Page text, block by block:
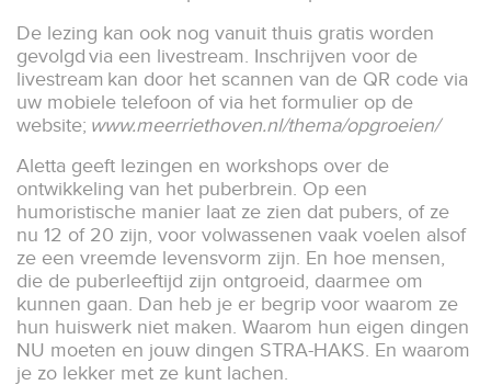
De lezing kan ook nog vanuit thuis gratis worden
gevolgd via een livestream. Inschrijven voor de
livestream kan door het scannen van de QR code via
uw mobiele telefoon of via het formulier op de
website; www.meerriethoven.nl/thema/opgroeien/
Aletta geeft lezingen en workshops over de
ontwikkeling van het puber­brein. Op een
humoristische manier laat ze zien dat pubers, of ze
nu 12 of 20 zijn, voor volwassenen vaak voelen alsof
ze een vreemde levensvorm zijn. En hoe mensen,
die de puberleeftijd zijn ontgroeid, daarmee om
kunnen gaan. Dan heb je er begrip voor waarom ze
hun huiswerk niet maken. Waarom hun eigen dingen
NU moeten en jouw dingen STRA-HAKS. En waarom
je zo lekker met ze kunt lachen.